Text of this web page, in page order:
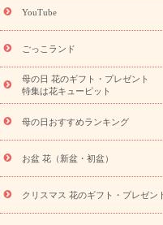
ギフト
「
用途から探す お祝いの
一覧
お祝い
結婚記念日
結婚祝い
祝い・長寿祝い
プチギフト
元・暑中見舞い
敬老の日
お供え
お供え・お悔やみ
十九日法要以降に贈る花
お盆（新盆・初盆）
プリザーブドフラワー
ス
YouTube
ごっこランド
母の日 花のギフト・プレゼント
特集は花キューピット
母の日おすすめランキング
お盆 花（新盆・初盆）
クリスマス 花のギフト・プレゼン